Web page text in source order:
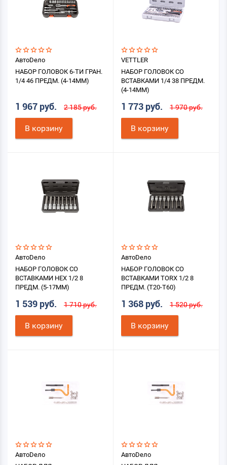
АвтоDело
НАБОР ГОЛОВОК 6-ТИ ГРАН.
1/4 46 ПРЕДМ. (4-14ММ)
1 967 руб. 2 185 руб.
В корзину
VETTLER
НАБОР ГОЛОВОК СО
ВСТАВКАМИ 1/4 38 ПРЕДМ.
(4-14ММ)
1 773 руб. 1 970 руб.
В корзину
АвтоDело
НАБОР ГОЛОВОК СО
ВСТАВКАМИ HEX 1/2 8
ПРЕДМ. (5-17ММ)
1 539 руб. 1 710 руб.
В корзину
АвтоDело
НАБОР ГОЛОВОК СО
ВСТАВКАМИ TORX 1/2 8
ПРЕДМ. (Т20-Т60)
1 368 руб. 1 520 руб.
В корзину
АвтоDело
АвтоDело